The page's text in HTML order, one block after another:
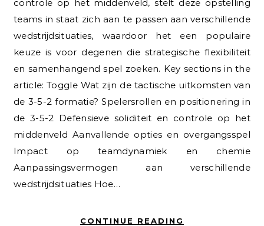
controle op het middenveld, stelt deze opstelling
teams in staat zich aan te passen aan verschillende
wedstrijdsituaties, waardoor het een populaire
keuze is voor degenen die strategische flexibiliteit
en samenhangend spel zoeken. Key sections in the
article: Toggle Wat zijn de tactische uitkomsten van
de 3-5-2 formatie? Spelersrollen en positionering in
de 3-5-2 Defensieve soliditeit en controle op het
middenveld Aanvallende opties en overgangsspel
Impact op teamdynamiek en chemie
Aanpassingsvermogen aan verschillende
wedstrijdsituaties Hoe…
CONTINUE READING